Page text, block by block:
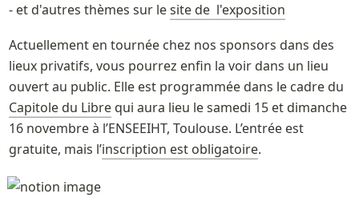
- et d'autres thèmes sur le site de  l'exposition
Actuellement en tournée chez nos sponsors dans des
lieux privatifs, vous pourrez enfin la voir dans un lieu
Capitole du Libre qui aura lieu le samedi 15 et dimanche
16 novembre à l’ENSEEIHT, Toulouse. L’entrée est
gratuite, mais l’inscription est obligatoire